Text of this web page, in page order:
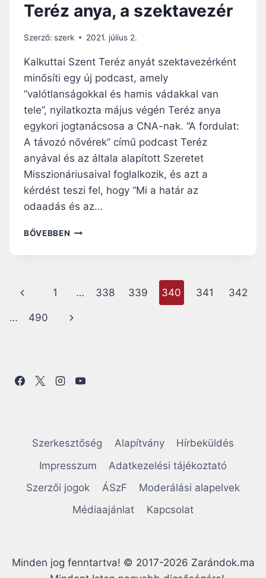
Teréz anya, a szektavezér
Szerző: szerk 2021. július 2.
Kalkuttai Szent Teréz anyát szektavezérként
minősíti egy új podcast, amely
“valótlanságokkal és hamis vádakkal van
tele”, nyilatkozta május végén Teréz anya
egykori jogtanácsosa a CNA-nak. “A fordulat:
A távozó nővérek” című podcast Teréz
anyával és az általa alapított Szeretet
Misszionáriusaival foglalkozik, és azt a
kérdést teszi fel, hogy “Mi a határ az
odaadás és az…
BŐVEBBEN TERÉZ
Page
navigation
Előző
oldal
1 … 338 339 340 341 342
… 490
Következő
Szerkesztőség Alapítvány
Hírbeküldés
Impresszum
Adatkezelési tájékoztató
Szerzői jogok
ÁSzF
Moderálási alapelvek
Médiaajánlat
Kapcsolat
Minden jog fenntartva! © 2017-2026 Zarándok.ma